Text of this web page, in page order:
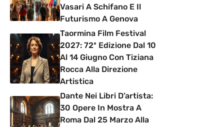
Vasari A Schifano E Il
Futurismo A Genova
Taormina Film Festival
2027: 72ª Edizione Dal 10
Al 14 Giugno Con Tiziana
Rocca Alla Direzione
Artistica
Dante Nei Libri D’artista:
30 Opere In Mostra A
Roma Dal 25 Marzo Alla